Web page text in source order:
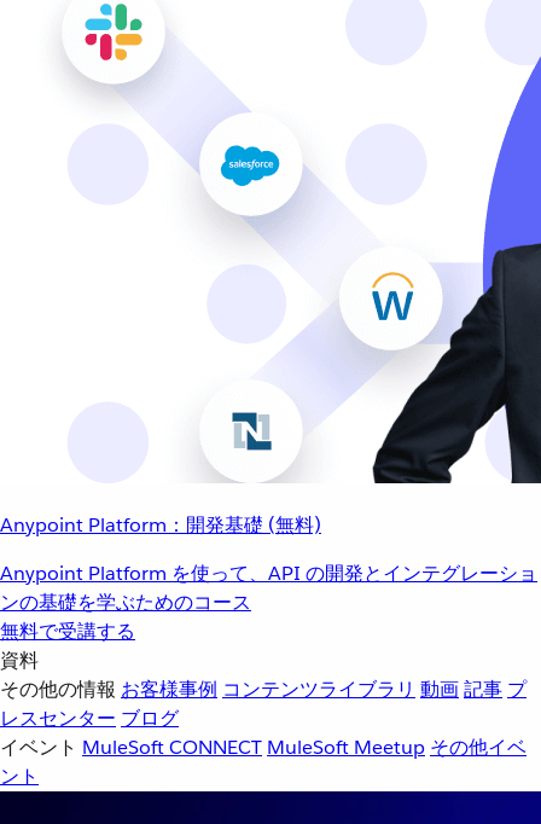
Anypoint Platform：開発基礎 (無料)
Anypoint Platform を使って、API の開発とインテグレーショ
ンの基礎を学ぶためのコース
無料で受講する
資料
その他の情報 お客様事例 コンテンツライブラリ 動画記事 プ
レスセンター ブログ
イベント MuleSoft CONNECT MuleSoft Meetup その他イベ
ント